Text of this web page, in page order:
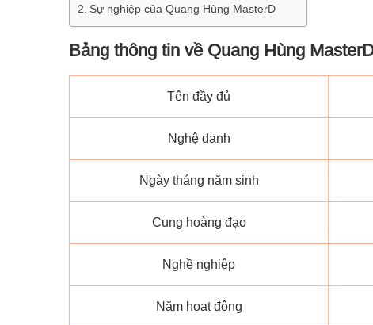
Sự nghiệp của Quang Hùng MasterD
Bảng thông tin về Quang Hùng
Tên đầy đủ
Nghệ danh
Ngày tháng năm sinh
Cung hoàng đạo
Nghề nghiệp
Năm hoạt động